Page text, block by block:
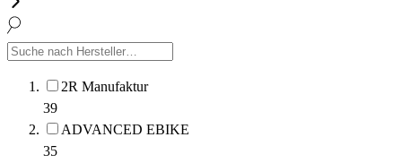
2R Manufaktur
39
ADVANCED EBIKE
35